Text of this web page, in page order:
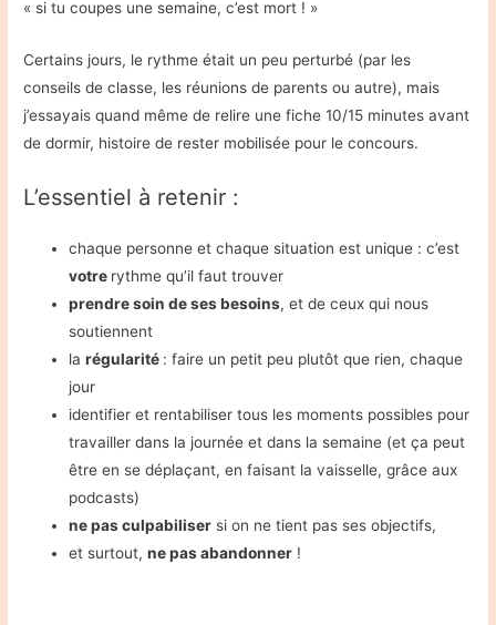
« si tu coupes une semaine, c’est mort ! »
Certains jours, le rythme était un peu perturbé (par les
conseils de classe, les réunions de parents ou autre), mais
j’essayais quand même de relire une fiche 10/15 minutes avant
de dormir, histoire de rester mobilisée pour le concours.
L’essentiel à retenir :
chaque personne et chaque situation est unique : c’est
votre rythme qu’il faut trouver
prendre soin de ses besoins, et de ceux qui nous
soutiennent
larégularité : faire un petit peu plutôt que rien, chaque
jour
identifier et rentabiliser tous les moments possibles pour
travailler dans la journée et dans la semaine (et ça peut
être en se déplaçant, en faisant la vaisselle, grâce aux
podcasts)
ne pas culpabiliser si on ne tient pas ses objectifs,
et surtout,ne pas abandonner !